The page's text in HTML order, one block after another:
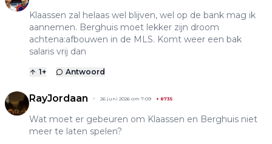
Klaassen zal helaas wel blijven, wel op de bank mag ik
aannemen. Berghuis moet lekker zijn droom
achtena:afbouwen in de MLS. Komt weer een bak
salaris vrij dan
1+ Antwoord
RayJordaan 26 juni 2026 om 7:09 + 8735
Wat moet er gebeuren om Klaassen en Berghuis niet
meer te laten spelen?